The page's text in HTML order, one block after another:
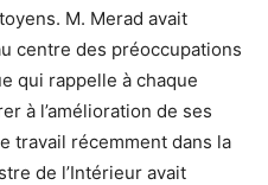
M. Merad avait
centre des préoccupations
qui rappelle à chaque
à l’amélioration de ses
travail récemment dans la
de l’Intérieur avait